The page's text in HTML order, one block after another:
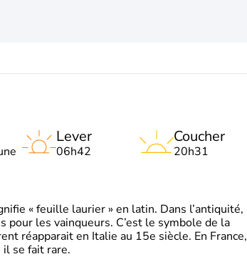
Lever
06h42
Coucher
20h31
« feuille laurier » en latin. Dans l’antiquité,
les vainqueurs. C’est le symbole de la
réapparait en Italie au 15e siècle. En France,
se fait rare.